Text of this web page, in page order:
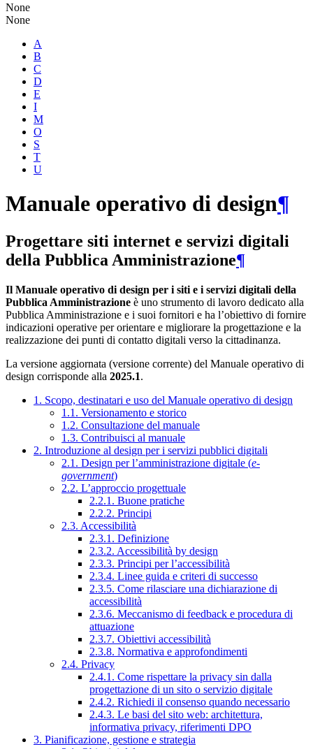
None
None
A
B
C
D
E
I
M
O
S
T
U
Manuale operativo di design¶
Progettare siti internet e servizi digitali
della Pubblica Amministrazione¶
Il Manuale operativo di design per i siti e i servizi digitali della
Pubblica Amministrazione è uno strumento di lavoro dedicato alla
Pubblica Amministrazione e i suoi fornitori e ha l’obiettivo di fornire
indicazioni operative per orientare e migliorare la progettazione e la
realizzazione dei punti di contatto digitali verso la cittadinanza.
La versione aggiornata (versione corrente) del Manuale operativo di
design corrisponde alla 2025.1.
1. Scopo, destinatari e uso del Manuale operativo di design
1.1. Versionamento e storico
1.2. Consultazione del manuale
1.3. Contribuisci al manuale
2. Introduzione al design per i servizi pubblici digitali
2.1. Design per l’amministrazione digitale (e-
government)
2.2. L’approccio progettuale
2.2.1. Buone pratiche
2.2.2. Principi
2.3. Accessibilità
2.3.1. Definizione
2.3.2. Accessibilità by design
2.3.3. Principi per l’accessibilità
2.3.4. Linee guida e criteri di successo
2.3.5. Come rilasciare una dichiarazione di
accessibilità
2.3.6. Meccanismo di feedback e procedura di
attuazione
2.3.7. Obiettivi accessibilità
2.3.8. Normativa e approfondimenti
2.4. Privacy
2.4.1. Come rispettare la privacy sin dalla
progettazione di un sito o servizio digitale
2.4.2. Richiedi il consenso quando necessario
2.4.3. Le basi del sito web: architettura,
informativa privacy, riferimenti DPO
3. Pianificazione, gestione e strategia